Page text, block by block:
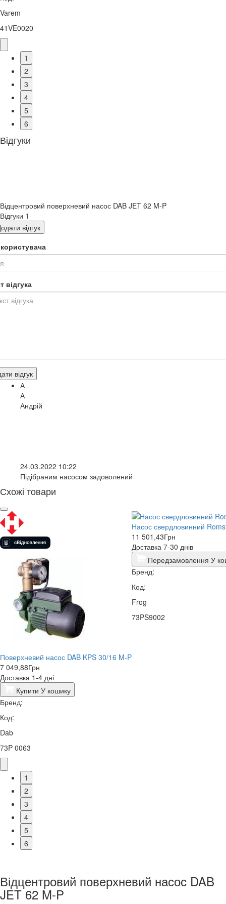
Varem
41VE0020
1
2
3
4
5
6
Відгуки
Відцентровий поверхневий насос DAB JET 62 M-P
Відгуки 1
відгук
відгука
відгук
А
А
Андрій
24.03.2022 10:22
Підібраним насосом задоволений
Схожі товари
Поверхневий насос DAB KPS 30/16 M-P
7 049,88Грн
Доставка 1-4 дні
Купити У кошику
Бренд:
Код:
Dab
73P 0063
Насос свердловинний
11 501,43Грн
Доставка 7-30 днів
Передзамовлення У
Бренд:
Код:
Frog
73PS9002
1
2
3
4
5
6
Відцентровий поверхневий насос DAB
JET 62 M-P